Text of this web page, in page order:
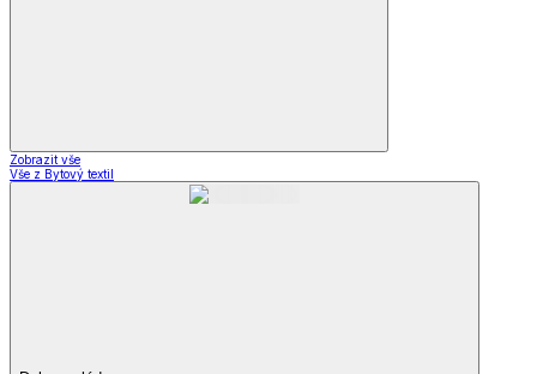
Zobrazit vše
Vše z Bytový textil